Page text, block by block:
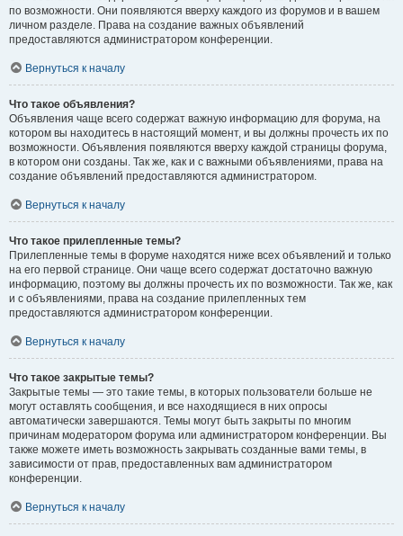
по возможности. Они появляются вверху каждого из форумов и в вашем
личном разделе. Права на создание важных объявлений
предоставляются администратором конференции.
Вернуться к началу
Что такое объявления?
Объявления чаще всего содержат важную информацию для форума, на
котором вы находитесь в настоящий момент, и вы должны прочесть их по
возможности. Объявления появляются вверху каждой страницы форума,
в котором они созданы. Так же, как и с важными объявлениями, права на
создание объявлений предоставляются администратором.
Вернуться к началу
Что такое прилепленные темы?
Прилепленные темы в форуме находятся ниже всех объявлений и только
на его первой странице. Они чаще всего содержат достаточно важную
информацию, поэтому вы должны прочесть их по возможности. Так же, как
и с объявлениями, права на создание прилепленных тем
предоставляются администратором конференции.
Вернуться к началу
Что такое закрытые темы?
Закрытые темы — это такие темы, в которых пользователи больше не
могут оставлять сообщения, и все находящиеся в них опросы
автоматически завершаются. Темы могут быть закрыты по многим
причинам модератором форума или администратором конференции. Вы
также можете иметь возможность закрывать созданные вами темы, в
зависимости от прав, предоставленных вам администратором
конференции.
Вернуться к началу